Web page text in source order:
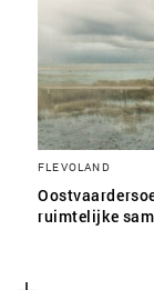
FLEVOLAND
ruimtelijke